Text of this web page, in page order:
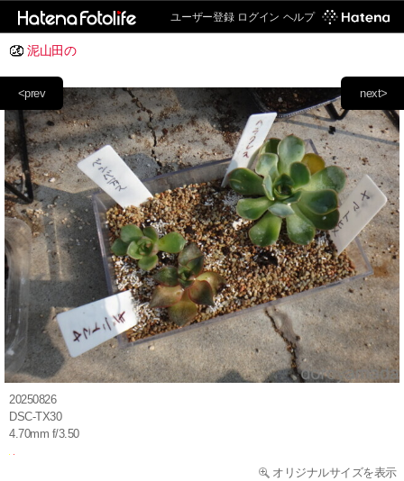
ユーザー登録 ログイン ヘルプ
泥山田の
next>
<prev
20250826
DSC-TX30
4.70mm f/3.50
オリジナルサイズを表示